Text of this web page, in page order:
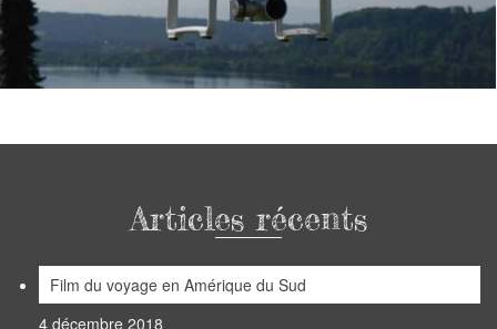
Articles récents
Film du voyage en Amérique du Sud
4 décembre 2018